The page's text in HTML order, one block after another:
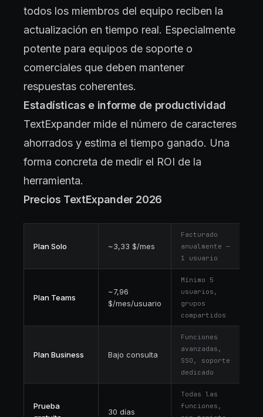
todos los miembros del equipo reciben la
actualización en tiempo real. Especialmente
potente para equipos de soporte o
comerciales que deben mantener
respuestas coherentes.
Estadísticas e informe de productividad
TextExpander mide el número de caracteres
ahorrados y estima el tiempo ganado. Una
forma concreta de medir el ROI de la
herramienta.
Precios TextExpander 2026
Plan Solo ~3,33 $/mes
Facturado
anualmente —
1 usuario
Plan Teams
~7,96
$/mes/usuario
Mínimo 5
usuarios,
grupos
compartidos
Plan Business Bajo consulta
Funciones
avanzadas,
SSO, soporte
dedicado
Prueba
30 días
Todas las
funciones,